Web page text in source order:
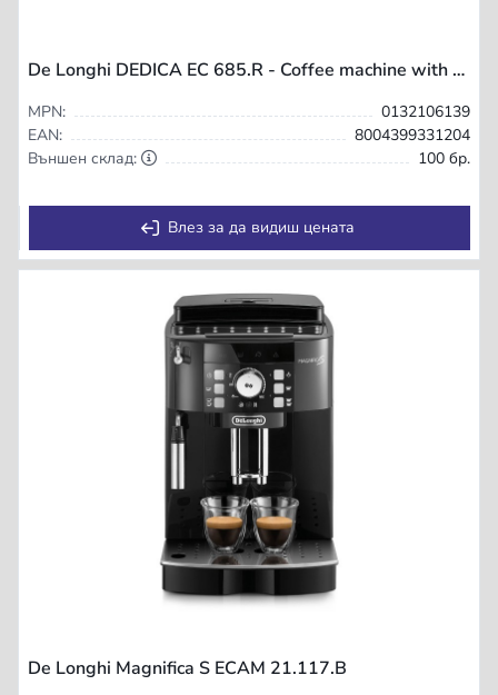
De Longhi DEDICA EC 685.R - Coffee machine with milk frother
MPN:
0132106139
EAN:
8004399331204
Външен склад:
100 бр.
Влез за да видиш цената
De Longhi Magnifica S ECAM 21.117.B